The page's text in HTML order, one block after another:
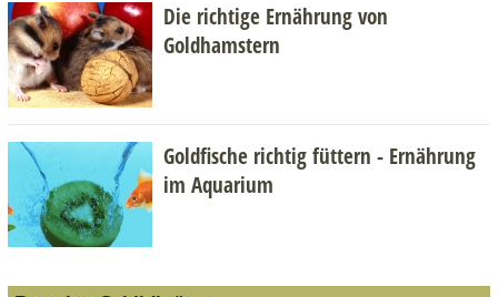
Die richtige Ernährung von
Goldhamstern
Goldfische richtig füttern - Ernährung
im Aquarium